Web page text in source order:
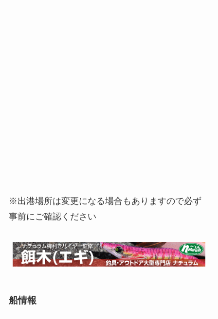
※出港場所は変更になる場合もありますので必ず
事前にご確認ください
船情報